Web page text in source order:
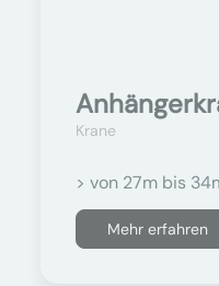
Krane
> von 27m bis
Mehr erfahren